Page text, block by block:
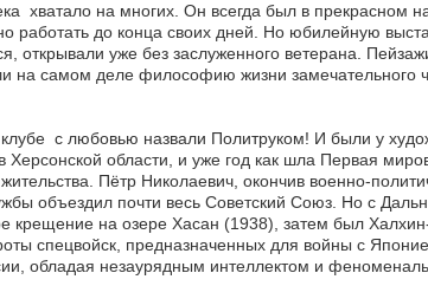
хватало на многих. Он всегда был в прекрасном
работать до конца своих дней. Но юбилейную
открывали уже без заслуженного ветерана.
на самом деле философию жизни замечательного
с любовью назвали Политруком! И были у
Херсонской области, и уже год как шла Первая
Пётр Николаевич, окончив военно-
объездил почти весь Советский Союз. Но с
крещение на озере Хасан (1938), затем был
спецвойск, предназначенных для войны с
обладая незаурядным интеллектом и